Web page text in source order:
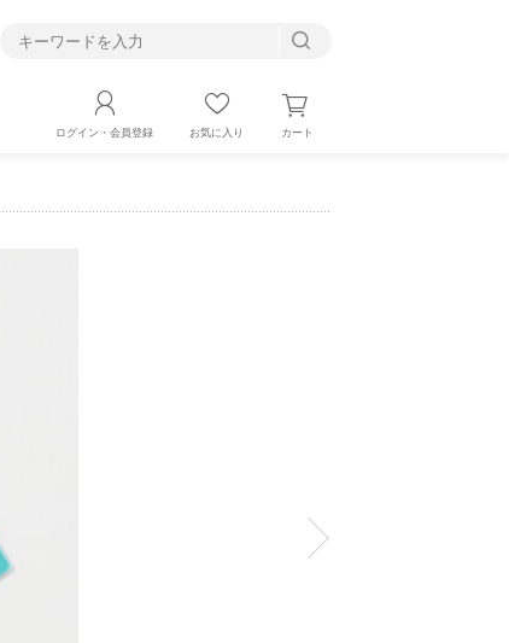
ログイン・会員登録 お気に入り カート